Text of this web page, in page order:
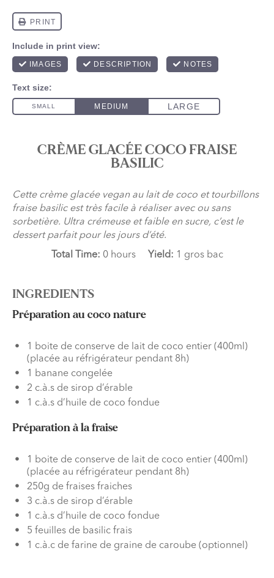
CRÈME GLACÉE COCO FRAISE
BASILIC
Cette crème glacée vegan au lait de coco et tourbillons
fraise basilic est très facile à réaliser avec ou sans
sorbetière. Ultra crémeuse et faible en sucre, c’est le
dessert parfait pour les jours d’été.
Total Time: 0 hours Yield: 1 gros bac
INGREDIENTS
Préparation au coco nature
1 boite de conserve de lait de coco entier (400ml)
(placée au réfrigérateur pendant 8h)
1 banane congelée
2 c.à.s de sirop d’érable
1 c.à.s d’huile de coco fondue
Préparation à la fraise
1 boite de conserve de lait de coco entier (400ml)
(placée au réfrigérateur pendant 8h)
250g de fraises fraiches
3 c.à.s de sirop d’érable
1 c.à.s d’huile de coco fondue
5 feuilles de basilic frais
1 c.à.c de farine de graine de caroube (optionnel)